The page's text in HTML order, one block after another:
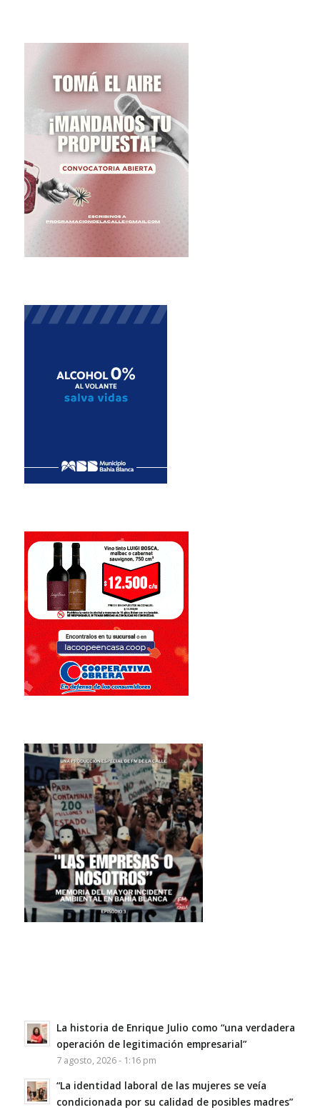
La historia de Enrique Julio como “una verdadera
operación de legitimación empresarial”
7 agosto, 2026 - 1:16 pm
“La identidad laboral de las mujeres se veía
condicionada por su calidad de posibles madres”